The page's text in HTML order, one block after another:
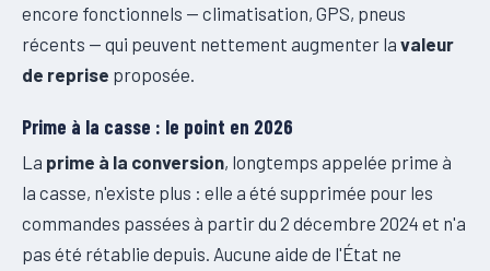
encore fonctionnels — climatisation, GPS, pneus
récents — qui peuvent nettement augmenter la valeur
de reprise proposée.
Prime à la casse : le point en 2026
La prime à la conversion, longtemps appelée prime à
la casse, n'existe plus : elle a été supprimée pour les
commandes passées à partir du 2 décembre 2024 et n'a
pas été rétablie depuis. Aucune aide de l'État ne